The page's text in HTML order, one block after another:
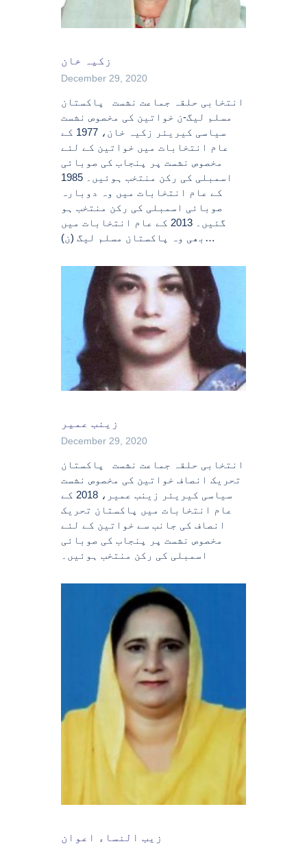
زکیہ خان
December 29, 2020
انتخابی حلقہ جماعت نشست پاکستان
مسلم لیگ-ن خواتین کی مخصوص نشست
سیاسی کیریئر زکیہ خان، 1977 کے
عام انتخابات میں خواتین کے لئے
مخصوص نشست پر پنجاب کی صوبائی
اسمبلی کی رکن منتخب ہوئیں۔ 1985
کے عام انتخابات میں وہ دوبارہ
صوبائی اسمبلی کی رکن منتخب ہو
گئیں۔ 2013 کے عام انتخابات میں
بھی وہ پاکستان مسلم لیگ (ن)…
زینب عمیر
December 29, 2020
انتخابی حلقہ جماعت نشست پاکستان
تحریک انصاف خواتین کی مخصوص نشست
سیاسی کیریئر زینب عمیر، 2018 کے
عام انتخابات میں پاکستان تحریک
انصاف کی جانب سے خواتین کے لئے
مخصوص نشست پر پنجاب کی صوبائی
اسمبلی کی رکن منتخب ہوئیں۔
زیب النساء اعوان